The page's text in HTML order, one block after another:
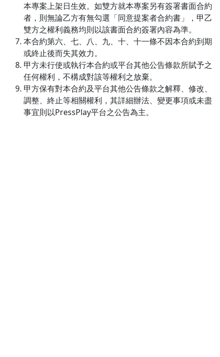
本專案上架日生效。如雙方就本專案另有簽署書面合約
者，則無論乙方有無勾選「同意提案者合約書」，甲乙
雙方之權利義務均則以該書面合約簽署內容為準。
本合約第六、七、八、九、十、十一條不因本合約到期
或終止後而失其效力。
甲方未行使或執行本合約或平台其他公告條款所賦予之
任何權利，不構成對該等權利之放棄。
甲方保有對本合約及平台其他公告條款之解釋、修改、
調整、終止等相關權利，其詳細辦法、變更事項或未盡
事宜則以PressPlay平台之公告為主。